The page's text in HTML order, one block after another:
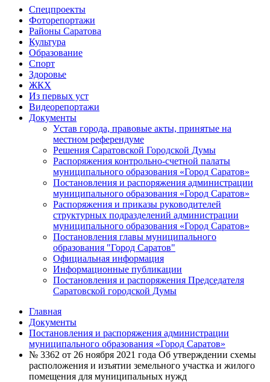
Спецпроекты
Фоторепортажи
Районы Саратова
Культура
Образование
Спорт
Здоровье
ЖКХ
Из пеpвых уст
Видеорепортажи
Документы
Уcтав города, правовые акты, принятые на
местном референдуме
Решения Саратовской Городской Думы
Распоряжения контрольно-счетной палаты
муниципального образования «Город Саратов»
Постановления и распоряжения администрации
муниципального образования «Город Саратов»
Распоряжения и приказы руководителей
структурных подразделений администрации
муниципального образования «Город Саратов»
Постановления главы муниципального
образования "Город Саратов"
Официальная информация
Информационные публикации
Постановления и распоряжения Председателя
Саратовской городской Думы
Главная
Документы
Постановления и распоряжения администрации
муниципального образования «Город Саратов»
№ 3362 от 26 ноября 2021 года Об утверждении схемы
расположения и изъятии земельного участка и жилого
помещения для муниципальных нужд